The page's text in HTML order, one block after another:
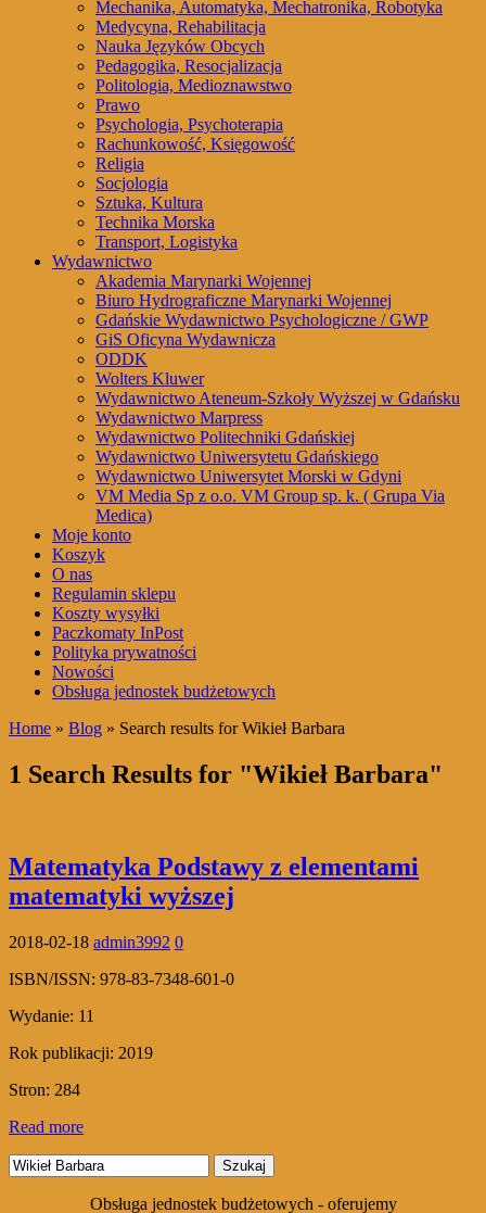
Mechanika, Automatyka, Mechatronika, Robotyka
Medycyna, Rehabilitacja
Nauka Języków Obcych
Pedagogika, Resocjalizacja
Politologia, Medioznawstwo
Prawo
Psychologia, Psychoterapia
Rachunkowość, Księgowość
Religia
Socjologia
Sztuka, Kultura
Technika Morska
Transport, Logistyka
Wydawnictwo
Akademia Marynarki Wojennej
Biuro Hydrograficzne Marynarki Wojennej
Gdańskie Wydawnictwo Psychologiczne / GWP
GiS Oficyna Wydawnicza
ODDK
Wolters Kluwer
Wydawnictwo Ateneum-Szkoły Wyższej w Gdańsku
Wydawnictwo Marpress
Wydawnictwo Politechniki Gdańskiej
Wydawnictwo Uniwersytetu Gdańskiego
Wydawnictwo Uniwersytet Morski w Gdyni
VM Media Sp z o.o. VM Group sp. k. ( Grupa Via
Medica)
Moje konto
Koszyk
O nas
Regulamin sklepu
Koszty wysyłki
Paczkomaty InPost
Polityka prywatności
Nowości
Obsługa jednostek budżetowych
Home » Blog » Search results for Wikieł Barbara
1 Search Results for "Wikieł Barbara"
Matematyka Podstawy z elementami
matematyki wyższej
2018-02-18 admin3992 0
ISBN/ISSN: 978-83-7348-601-0
Wydanie: 11
Rok publikacji: 2019
Stron: 284
Read more
Szukaj:
Obsługa jednostek budżetowych - oferujemy